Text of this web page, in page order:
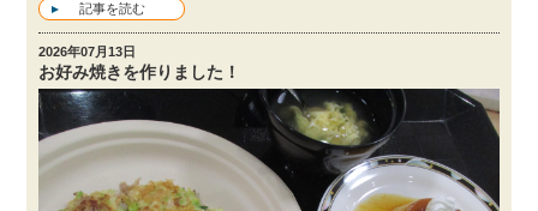
記事を読む
2026年07月13日
お好み焼きを作りました！